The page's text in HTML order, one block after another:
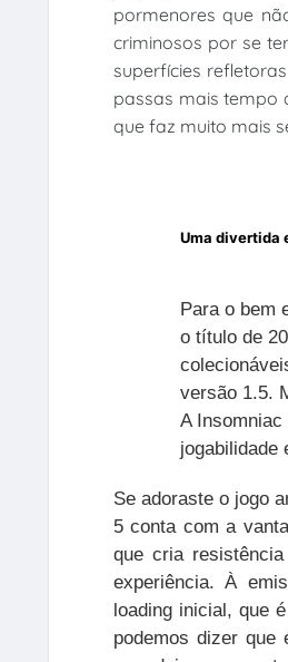
pormenores que
criminosos por se
superfícies
passas mais tempo
que faz muito mais
Uma divertida
Para o bem
o título de
versão 1.5.
A
jogabilidade
Se adoraste o jogo
5 conta com a
que cria
experiência. À
loading inicial, que
podemos dizer que